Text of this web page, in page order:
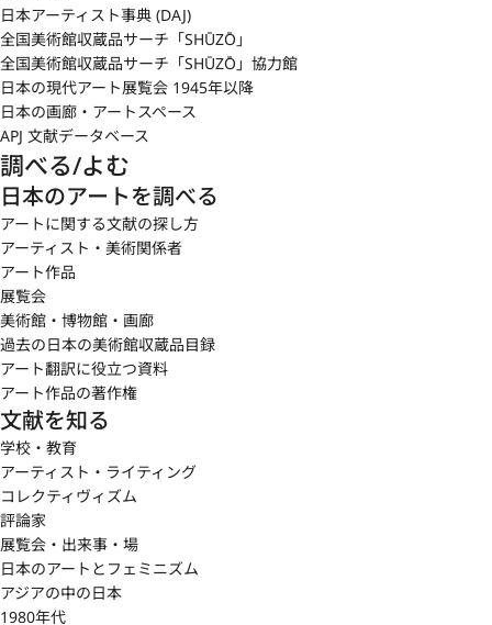
日本アーティスト事典 (DAJ)
全国美術館収蔵品サーチ「SHŪZŌ」
全国美術館収蔵品サーチ「SHŪZŌ」協力館
日本の現代アート展覧会 1945年以降
日本の画廊・アートスペース
APJ 文献データベース
調べる/よむ
日本のアートを調べる
アートに関する文献の探し方
アーティスト・美術関係者
アート作品
展覧会
美術館・博物館・画廊
過去の日本の美術館収蔵品目録
アート翻訳に役立つ資料
アート作品の著作権
文献を知る
学校・教育
アーティスト・ライティング
コレクティヴィズム
評論家
展覧会・出来事・場
日本のアートとフェミニズム
アジアの中の日本
1980年代